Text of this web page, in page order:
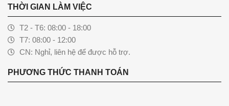
THỜI GIAN LÀM VIỆC
T2 - T6: 08:00 - 18:00
T7: 08:00 - 12:00
CN: Nghỉ, liên hệ để được hỗ trợ.
PHƯƠNG THỨC THANH TOÁN